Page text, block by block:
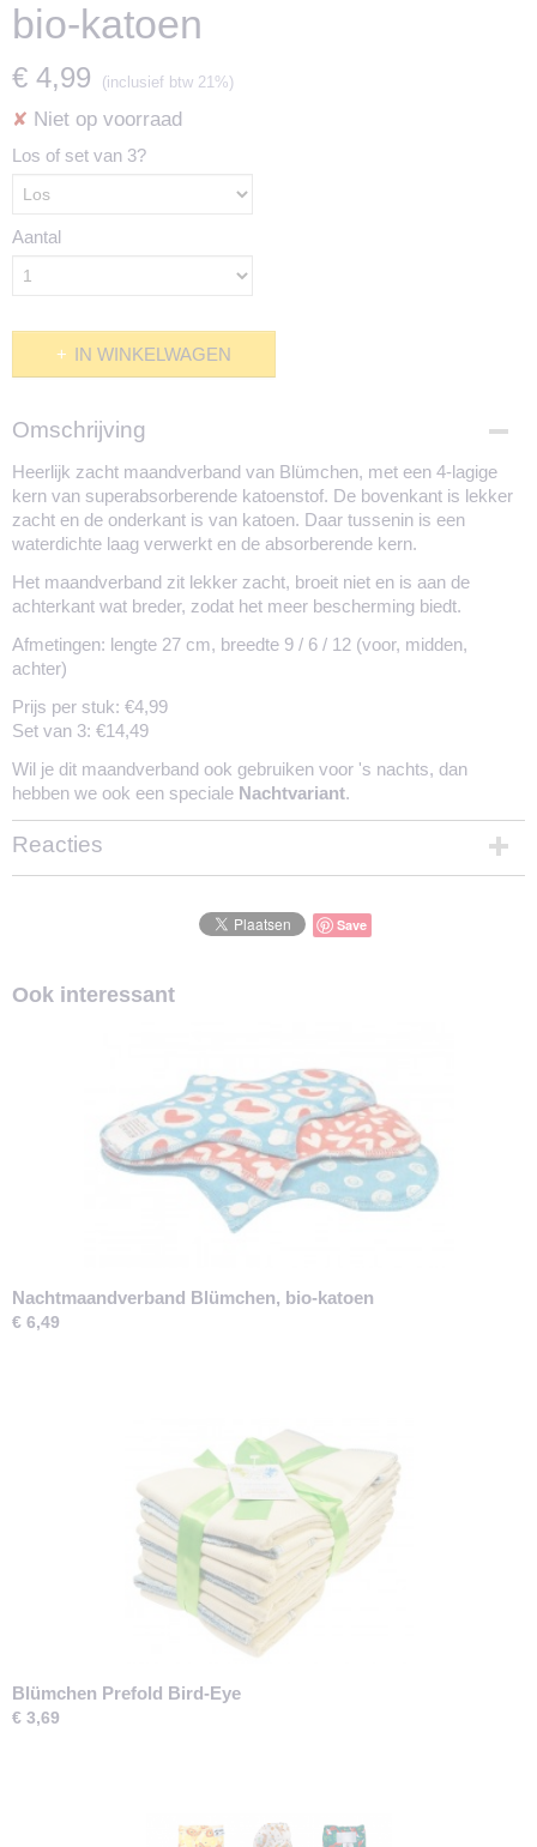
bio-katoen
€ 4,99 (inclusief btw 21%)
✘ Niet op voorraad
Los of set van 3?
Aantal
IN WINKELWAGEN
Omschrijving
Heerlijk zacht maandverband van Blümchen, met een 4-lagige
kern van superabsorberende katoenstof. De bovenkant is lekker
zacht en de onderkant is van katoen. Daar tussenin is een
waterdichte laag verwerkt en de absorberende kern.
Het maandverband zit lekker zacht, broeit niet en is aan de
achterkant wat breder, zodat het meer bescherming biedt.
Afmetingen: lengte 27 cm, breedte 9 / 6 / 12 (voor, midden,
achter)
Prijs per stuk: €4,99
Set van 3: €14,49
Wil je dit maandverband ook gebruiken voor 's nachts, dan
hebben we ook een speciale Nachtvariant.
Reacties
Save
Ook interessant
Nachtmaandverband Blümchen, bio-katoen
€ 6,49
Blümchen Prefold Bird-Eye
€ 3,69